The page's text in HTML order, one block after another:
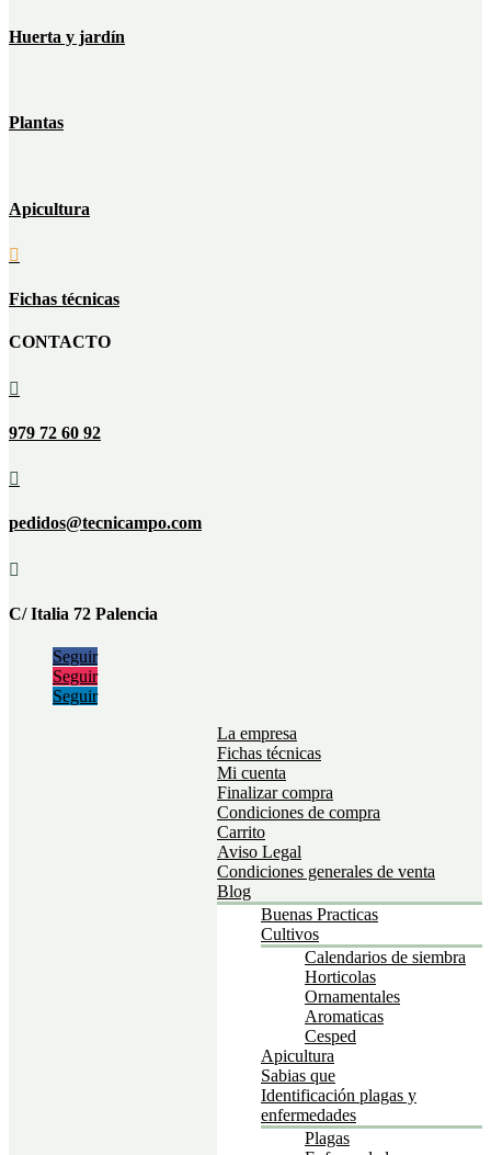
Huerta y jardín
Plantas
Apicultura

Fichas técnicas
CONTACTO

979 72 60 92

pedidos@tecnicampo.com

C/ Italia 72 Palencia
Seguir
Seguir
Seguir
La empresa
Fichas técnicas
Mi cuenta
Finalizar compra
Condiciones de compra
Carrito
Aviso Legal
Condiciones generales de venta
Blog
Buenas Practicas
Cultivos
Calendarios de siembra
Horticolas
Ornamentales
Aromaticas
Cesped
Apicultura
Sabias que
Identificación plagas y
enfermedades
Plagas